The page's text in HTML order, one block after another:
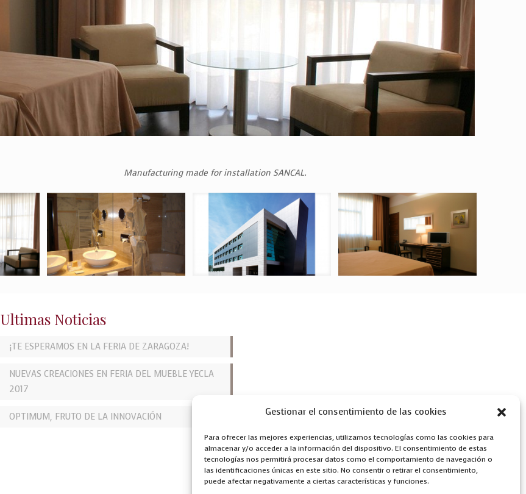
Gestionar el consentimiento de las cookies
Para ofrecer las mejores experiencias, utilizamos tecnologías como las cookies para
almacenar y/o acceder a la información del dispositivo. El consentimiento de estas
tecnologías nos permitirá procesar datos como el comportamiento de navegación o
las identificaciones únicas en este sitio. No consentir o retirar el consentimiento,
puede afectar negativamente a ciertas características y funciones.
Manufacturing made for installation SANCAL.
Ultimas Noticias
¡TE ESPERAMOS EN LA FERIA DE ZARAGOZA!
NUEVAS CREACIONES EN FERIA DEL MUEBLE YECLA
2017
OPTIMUM, FRUTO DE LA INNOVACIÓN